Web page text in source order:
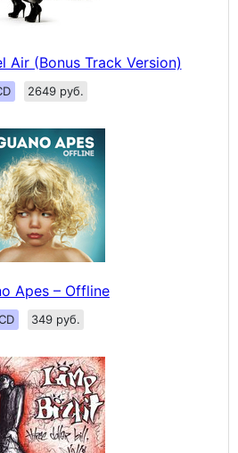
Air (Bonus Track Version)
2649 руб.
Apes – Offline
349 руб.